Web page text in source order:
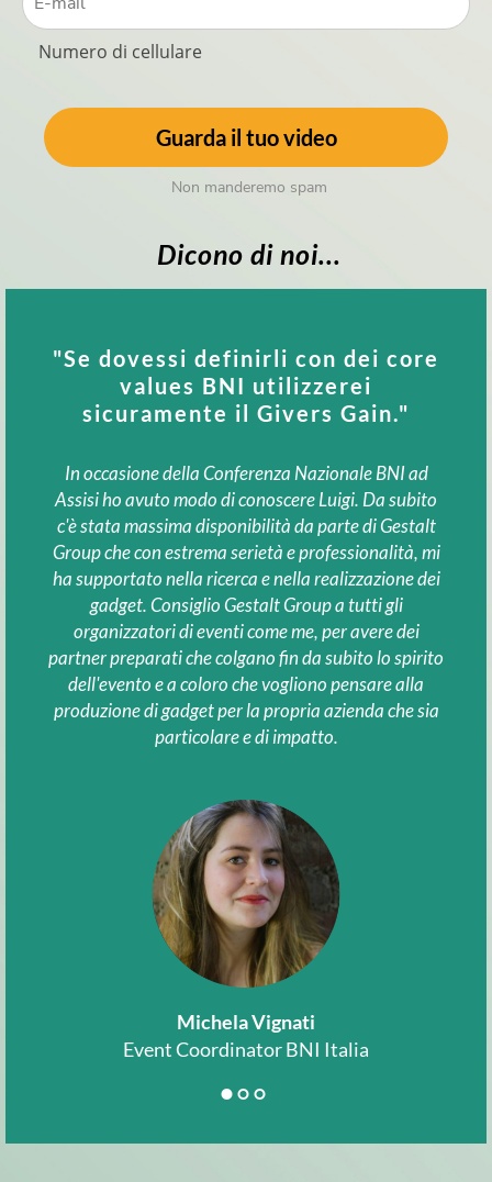
Numero di cellulare
Guarda il tuo video
Non manderemo spam
Dicono di noi...
"Se dovessi definirli con dei core
values BNI utilizzerei
sicuramente il Givers Gain."
In occasione della Conferenza Nazionale BNI ad
Assisi ho avuto modo di conoscere Luigi. Da subito
c'è stata massima disponibilità da parte di Gestalt
Group che con estrema serietà e professionalità, mi
ha supportato nella ricerca e nella realizzazione dei
gadget. Consiglio Gestalt Group a tutti gli
organizzatori di eventi come me, per avere dei
partner preparati che colgano fin da subito lo spirito
dell'evento e a coloro che vogliono pensare alla
produzione di gadget per la propria azienda che sia
particolare e di impatto.
Michela Vignati
Event Coordinator BNI Italia